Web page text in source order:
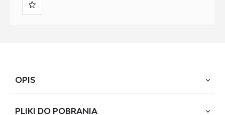
OPIS
PLIKI DO POBRANIA